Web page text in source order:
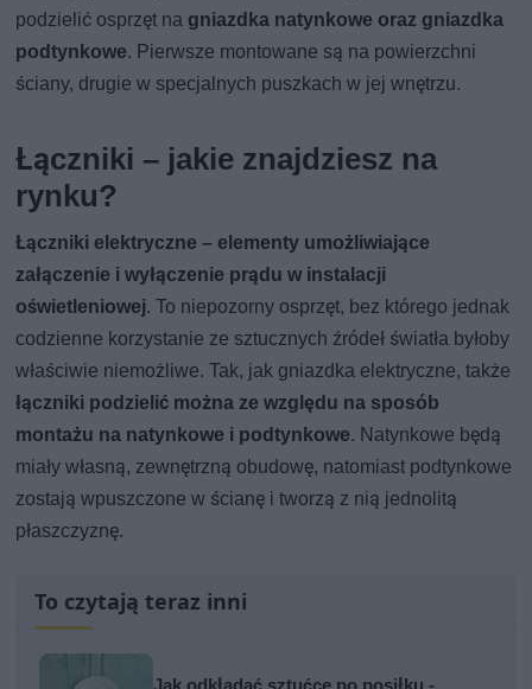
podzielić osprzęt na gniazdka natynkowe oraz gniazdka
podtynkowe. Pierwsze montowane są na powierzchni
ściany, drugie w specjalnych puszkach w jej wnętrzu.
Łączniki – jakie znajdziesz na
rynku?
Łączniki elektryczne – elementy umożliwiające
załączenie i wyłączenie prądu w instalacji
oświetleniowej. To niepozorny osprzęt, bez którego jednak
codzienne korzystanie ze sztucznych źródeł światła byłoby
właściwie niemożliwe. Tak, jak gniazdka elektryczne, także
łączniki podzielić można ze względu na sposób
montażu na natynkowe i podtynkowe. Natynkowe będą
miały własną, zewnętrzną obudowę, natomiast podtynkowe
zostają wpuszczone w ścianę i tworzą z nią jednolitą
płaszczyznę.
To czytają teraz inni